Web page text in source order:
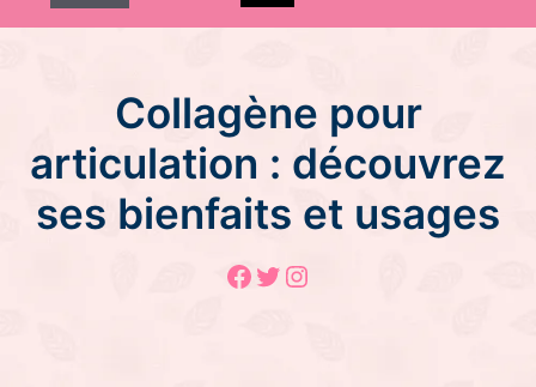
Collagène pour
articulation : découvrez
ses bienfaits et usages
Facebook
Twitter
Instagram